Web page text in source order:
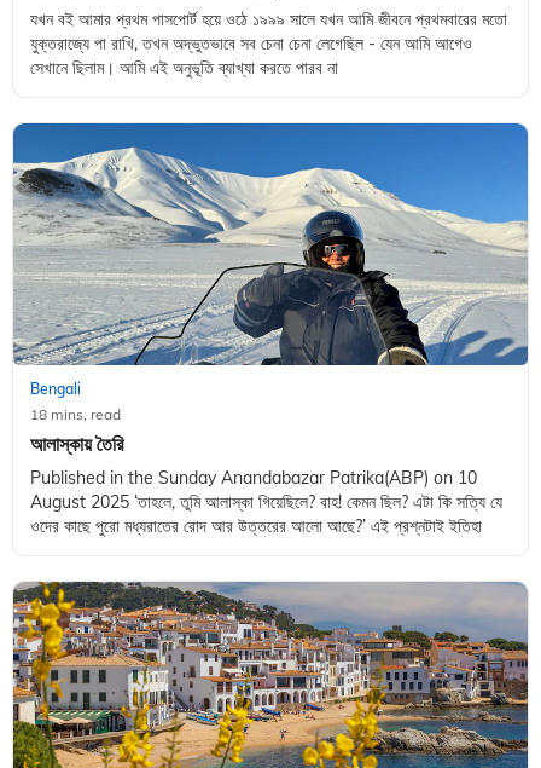
যখন বই আমার প্রথম পাসপোর্ট হয়ে ওঠে ১৯৯৯ সালে যখন আমি জীবনে প্রথমবারের মতো
যুক্তরাজ্যে পা রাখি, তখন অদ্ভুতভাবে সব চেনা চেনা লেগেছিল - যেন আমি আগেও
সেখানে ছিলাম। আমি এই অনুভূতি ব্যাখ্যা করতে পারব না
Bengali
18 mins, read
আলাস্কায় তৈরি
Published in the Sunday Anandabazar Patrika(ABP) on 10
August 2025 ‘তাহলে, তুমি আলাস্কা গিয়েছিলে? বাহ! কেমন ছিল? এটা কি সত্যি যে
ওদের কাছে পুরো মধ্যরাতের রোদ আর উত্তরের আলো আছে?’ এই প্রশ্নটাই ইতিহা